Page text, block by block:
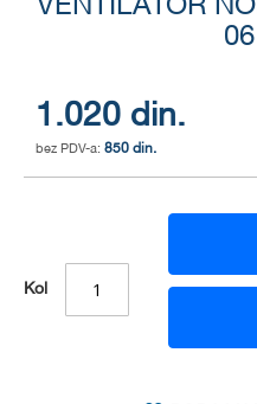
VENTILATOR
1.020 din.
850 din.
Kol
images
gallery